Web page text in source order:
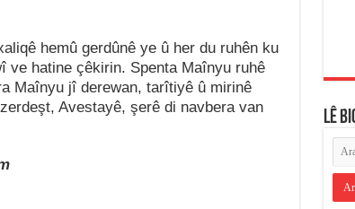
hemû gerdûnê ye û her du ruhên ku
ve hatine çêkirin. Spenta Maînyu ruhê
Maînyu jî derewan, tarîtiyê û mirinê
Avestayê, şerê di navbera van
LÊ